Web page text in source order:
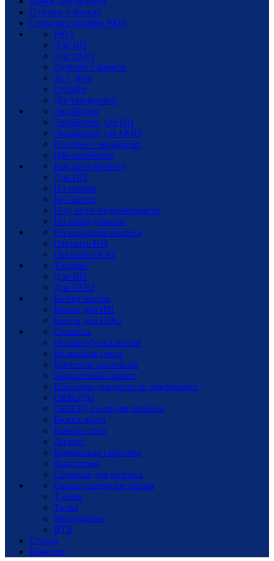
Отзывы о банках
Сравнить тарифы РКО
РКО
Для ИП
Для ООО
Лучшие 5 банков
За 1 день
Онлайн
Дистанционно
Эквайринг
Эквайринг для ИП
Эквайринг для ООО
Интернет-эквайринг
QR-эквайринг
Кредиты бизнесу
Для ИП
На оборот
Без залога
Под залог недвижимости
На оборудование
Регистрация бизнеса
Открыть ИП
Открыть ООО
Тарифы
Для ИП
Для ООО
Бизнес-карты
Карты для ИП
Карты для ООО
Сервисы
Онлайн-бухгалтерия
Валютные счета
Внесение наличных
Зарплатный проект
Шаблоны документов для бизнеса
ОКВЭДы
ОКВЭД по видам бизнеса
Бизнес-идеи
Банкротство
Лизинг
Банковская гарантия
Факторинг
Сервисы для бизнеса
Самые надежные банки
Т-банк
Точка
Модульбанк
ВТБ
Статьи
Новости